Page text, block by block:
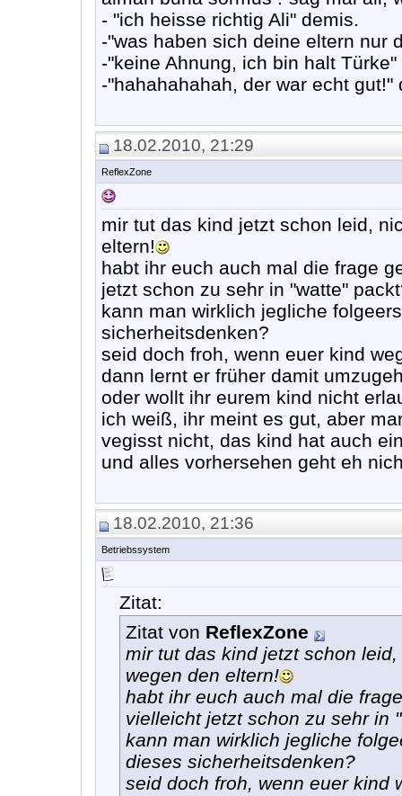
- "ich heisse richtig Ali" demis.
-"was haben sich deine eltern nur
-"keine Ahnung, ich bin halt Türke"
-"hahahahahah, der war echt
18.02.2010, 21:29
ReflexZone
mir tut das kind jetzt schon leid,
eltern!
habt ihr euch auch mal die frage
jetzt schon zu sehr in "watte"
kann man wirklich jegliche
sicherheitsdenken?
seid doch froh, wenn euer kind
dann lernt er früher damit
oder wollt ihr eurem kind nicht
ich weiß, ihr meint es gut, aber
vegisst nicht, das kind hat auch
und alles vorhersehen geht eh
18.02.2010, 21:36
Betriebssystem
Zitat:
Zitat von ReflexZone
mir tut das kind jetzt schon
wegen den eltern!
habt ihr euch auch mal die
vielleicht jetzt schon zu sehr in
kann man wirklich jegliche
dieses sicherheitsdenken?
seid doch froh, wenn euer kind